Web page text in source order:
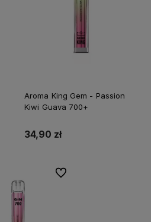
Aroma King Gem - Passion
Kiwi Guava 700+
34,90 zł
Do ulubionych